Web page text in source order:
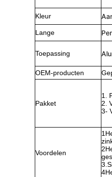
Kleur
Lange
Toepassing
OEM-producten
Pakket
1.
2.
3-
Voordelen